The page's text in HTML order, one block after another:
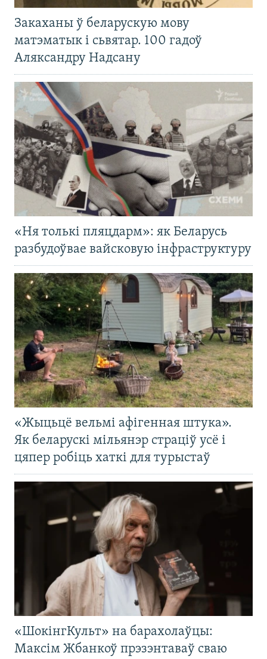
Закаханы ў беларускую мову
матэматык і сьвятар. 100 гадоў
Аляксандру Надсану
«Ня толькі пляцдарм»: як Беларусь
разбудоўвае вайсковую інфраструктуру
«Жыцьцё вельмі афігенная штука».
Як беларускі мільянэр страціў усё і
цяпер робіць хаткі для турыстаў
«ШокінгКульт» на барахолаўцы:
Максім Жбанкоў прэзэнтаваў сваю